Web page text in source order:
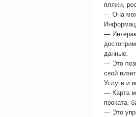
пляжи,
— Она
—
данные.
— Это
свой
Услуги и
— Карта
проката,
— Это